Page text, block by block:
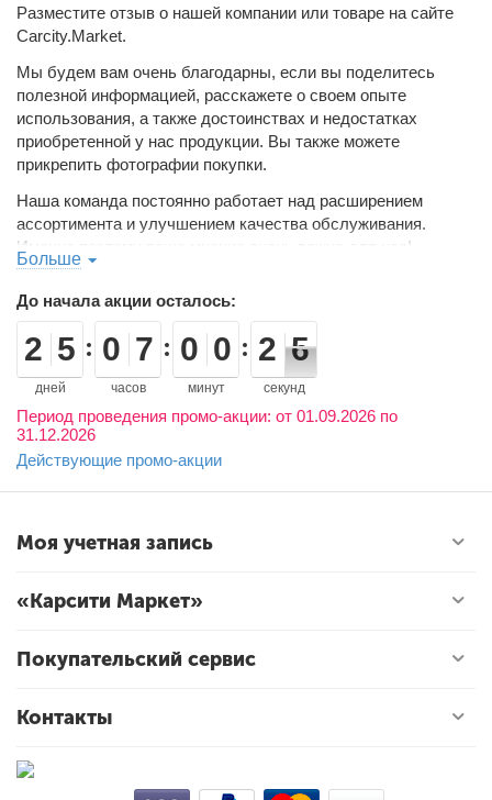
Разместите отзыв о нашей компании или товаре на сайте
Carcity.Market.
Мы будем вам очень благодарны, если вы поделитесь
полезной информацией, расскажете о своем опыте
использования, а также достоинствах и недостатках
приобретенной у нас продукции. Вы также можете
прикрепить фотографии покупки.
Наша команда постоянно работает над расширением
ассортимента и улучшением качества обслуживания.
Именно поэтому ваше мнение очень важно для нас!
Больше
До начала акции осталось:
дней
1
1
2
2 4
4
5
5
часов
9
9
0
0 6
6
7
7
минут
9
9
0
0 9
9
0
0
секунд
3
2
2 6
5
5
Период проведения промо-акции: от 01.09.2026 по
31.12.2026
Действующие промо-акции
Моя учетная запись
«Карсити Маркет»
Покупательский сервис
Контакты